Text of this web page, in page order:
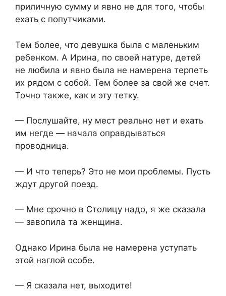
приличную сумму и явно не для того, чтобы
ехать с попутчиками.
Тем более, что девушка была с маленьким
ребенком. А Ирина, по своей натуре, детей
не любила и явно была не намерена терпеть
их рядом с собой. Тем более за свой же счет.
Точно также, как и эту тетку.
— Послушайте, ну мест реально нет и ехать
им негде — начала оправдываться
проводница.
— И что теперь? Это не мои проблемы. Пусть
ждут другой поезд.
— Мне срочно в Столицу надо, я же сказала
— завопила та женщина.
Однако Ирина была не намерена уступать
этой наглой особе.
— Я сказала нет, выходите!